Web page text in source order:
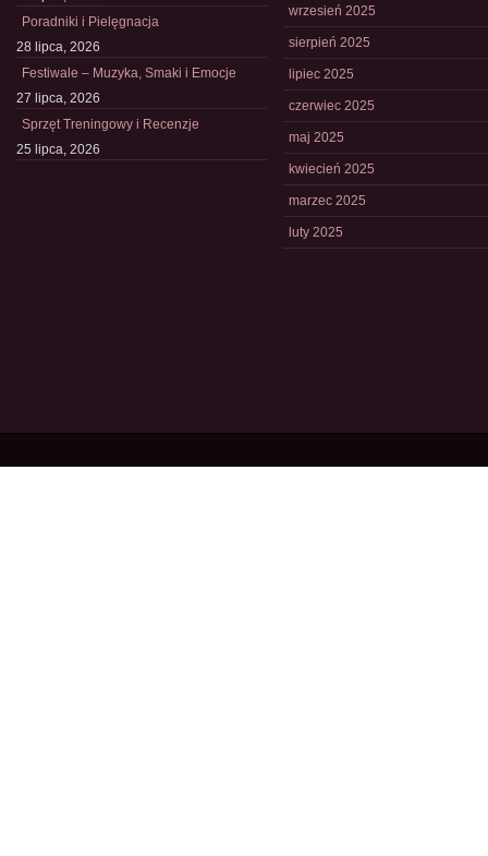
Poradniki i Pielęgnacja
28 lipca, 2026
Festiwale – Muzyka, Smaki i Emocje
27 lipca, 2026
Sprzęt Treningowy i Recenzje
25 lipca, 2026
wrzesień 2025
sierpień 2025
lipiec 2025
czerwiec 2025
maj 2025
kwiecień 2025
marzec 2025
luty 2025